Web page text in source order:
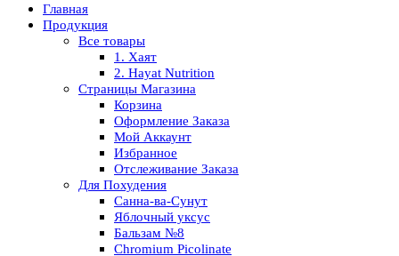
Главная
Продукция
Все товары
1. Хаят
2. Hayat Nutrition
Страницы Магазина
Корзина
Оформление Заказа
Мой Аккаунт
Избранное
Отслеживание Заказа
Для Похудения
Санна-ва-Сунут
Яблочный уксус
Бальзам №8
Chromium Picolinate